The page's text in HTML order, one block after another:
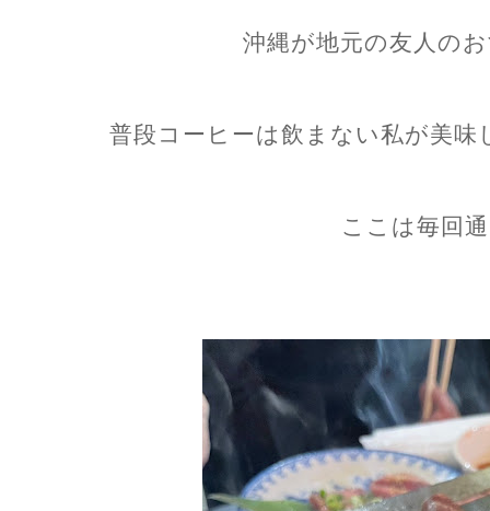
沖縄が地元の友人の
普段コーヒーは飲まない私が美味
ここは毎回